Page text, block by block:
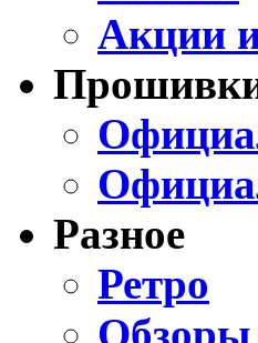
Акции
Разное
Ретро